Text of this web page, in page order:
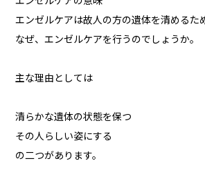
エンゼルケアは故人の方の遺体を清めるた
なぜ、エンゼルケアを行うのでしょうか。
主な理由としては
清らかな遺体の状態を保つ
その人らしい姿にする
の二つがあります。